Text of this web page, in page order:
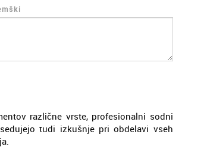
različne vrste, profesionalni sodni
tudi izkušnje pri obdelavi vseh